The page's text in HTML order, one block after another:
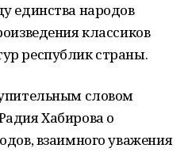
единства народов
классиков
республик страны.
словом
Хабирова о
взаимного уважения